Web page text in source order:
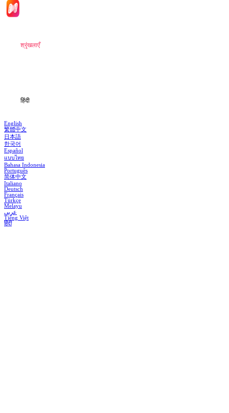
श्रृंखलाएँ
हिंदी
English
繁體中文
日本語
한국어
Español
แบบไทย
Bahasa Indonesia
Português
简体中文
Italiano
Deutsch
Français
Türkçe
Melayu
عربي
Tiếng Việt
हिंदी